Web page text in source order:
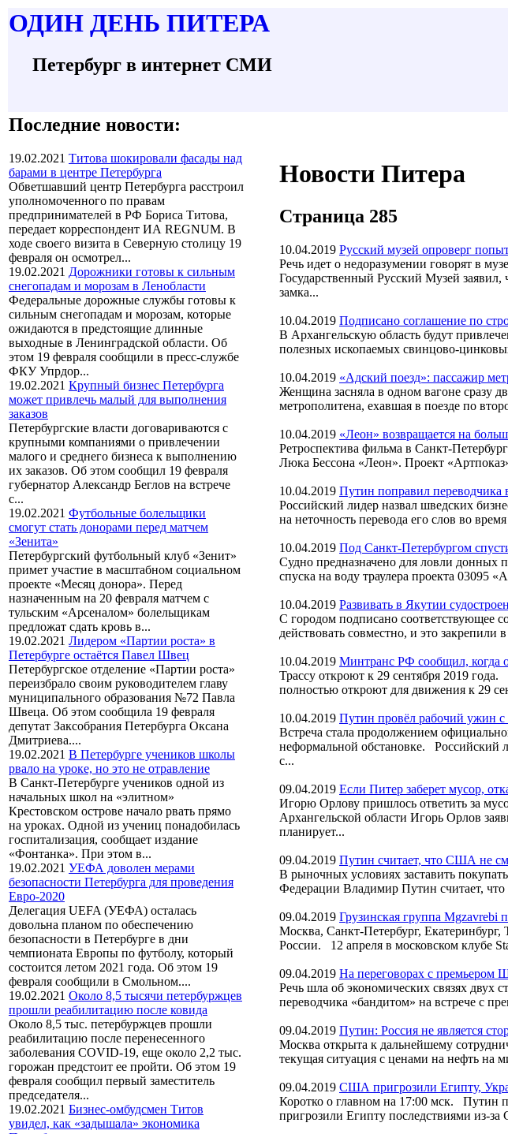
ОДИН ДЕНЬ ПИТЕРА
Петербург в интернет СМИ
Последние новости:
19.02.2021 Титова шокировали фасады над
барами в центре Петербурга
Обветшавший центр Петербурга расстроил
уполномоченного по правам
предпринимателей в РФ Бориса Титова,
передает корреспондент ИА REGNUM. В
ходе своего визита в Северную столицу 19
февраля он осмотрел...
19.02.2021 Дорожники готовы к сильным
снегопадам и морозам в Ленобласти
Федеральные дорожные службы готовы к
сильным снегопадам и морозам, которые
ожидаются в предстоящие длинные
выходные в Ленинградской области. Об
этом 19 февраля сообщили в пресс-службе
ФКУ Упрдор...
19.02.2021 Крупный бизнес Петербурга
может привлечь малый для выполнения
заказов
Петербургские власти договариваются с
крупными компаниями о привлечении
малого и среднего бизнеса к выполнению
их заказов. Об этом сообщил 19 февраля
губернатор Александр Беглов на встрече
с...
19.02.2021 Футбольные болельщики
смогут стать донорами перед матчем
«Зенита»
Петербургский футбольный клуб «Зенит»
примет участие в масштабном социальном
проекте «Месяц донора». Перед
назначенным на 20 февраля матчем с
тульским «Арсеналом» болельщикам
предложат сдать кровь в...
19.02.2021 Лидером «Партии роста» в
Петербурге остаётся Павел Швец
Петербургское отделение «Партии роста»
переизбрало своим руководителем главу
муниципального образования №72 Павла
Швеца. Об этом сообщила 19 февраля
депутат Заксобрания Петербурга Оксана
Дмитриева....
19.02.2021 В Петербурге учеников школы
рвало на уроке, но это не отравление
В Санкт-Петербурге учеников одной из
начальных школ на «элитном»
Крестовском острове начало рвать прямо
на уроках. Одной из учениц понадобилась
госпитализация, сообщает издание
«Фонтанка». При этом в...
19.02.2021 УЕФА доволен мерами
безопасности Петербурга для проведения
Евро-2020
Делегация UEFA (УЕФА) осталась
довольна планом по обеспечению
безопасности в Петербурге в дни
чемпионата Европы по футболу, который
состоится летом 2021 года. Об этом 19
февраля сообщили в Смольном....
19.02.2021 Около 8,5 тысячи петербуржцев
прошли реабилитацию после ковида
Около 8,5 тыс. петербуржцев прошли
реабилитацию после перенесенного
заболевания COVID-19, еще около 2,2 тыс.
горожан предстоит ее пройти. Об этом 19
февраля сообщил первый заместитель
председателя...
19.02.2021 Бизнес-омбудсмен Титов
увидел, как «задышала» экономика
Новости Питера
Страница 285
10.04.2019 Русский музей опроверг
Речь идет о недоразумении говорят в
Государственный Русский Музей
замка...
10.04.2019 Подписано соглашение по
В Архангельскую область будут
полезных ископаемых свинцово-
10.04.2019 «Адский поезд»: пассажир
Женщина засняла в одном вагоне сразу
метрополитена, ехавшая в поезде по
10.04.2019 «Леон» возвращается на
Ретроспектива фильма в Санкт-
Люка Бессона «Леон». Проект
10.04.2019 Путин поправил
Российский лидер назвал шведских
на неточность перевода его слов во
10.04.2019 Под Санкт-Петербургом
Судно предназначено для ловли донных
спуска на воду траулера проекта 03095
10.04.2019 Развивать в Якутии
С городом подписано соответствующее
действовать совместно, и это
10.04.2019 Минтранс РФ сообщил, когда
Трассу откроют к 29 сентября 2019
полностью откроют для движения к 29
10.04.2019 Путин провёл рабочий ужин с
Встреча стала продолжением
неформальной обстановке. Российский
с...
09.04.2019 Если Питер заберет мусор,
Игорю Орлову пришлось ответить за
Архангельской области Игорь Орлов
планирует...
09.04.2019 Путин считает, что США не
В рыночных условиях заставить
Федерации Владимир Путин считает, что
09.04.2019 Грузинская группа Mgzavrebi
Москва, Санкт-Петербург,
России. 12 апреля в московском клубе
09.04.2019 На переговорах с премьером
Речь шла об экономических связях
переводчика «бандитом» на встрече с
09.04.2019 Путин: Россия не является
Москва открыта к дальнейшему
текущая ситуация с ценами на нефть на
09.04.2019 США пригрозили Египту,
Коротко о главном на 17:00 мск.
пригрозили Египту последствиями из-